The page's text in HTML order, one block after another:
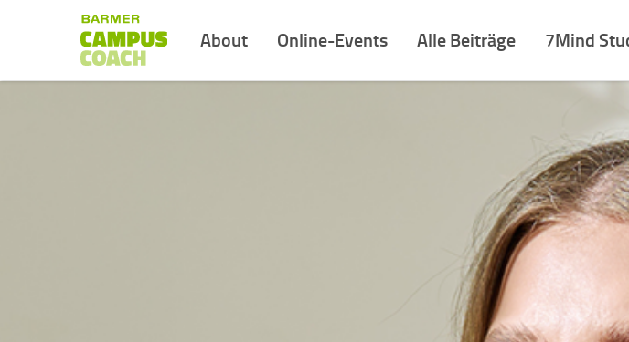
About Online-Events Alle Beiträge 7Mind